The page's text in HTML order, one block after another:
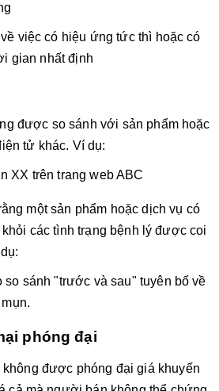
việc có hiệu ứng tức thì hoặc có
gian nhất định
được so sánh với sản phẩm hoặc
tử khác. Ví dụ:
XX trên trang web ABC
một sản phẩm hoặc dịch vụ có
các tình trạng bệnh lý được coi
so sánh "trước và sau" tuyên bố về
phóng đại
được phóng đại giá khuyến